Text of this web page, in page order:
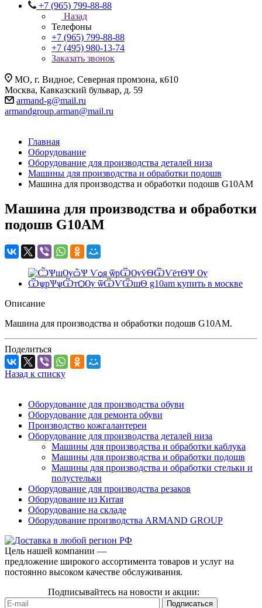
+7 (965) 799-88-88
Назад
Телефоны
+7 (965) 799-88-88
+7 (495) 980-13-74
Заказать звонок
МО, г. Видное, Северная промзона, к610
Москва, Кавказский бульвар, д. 59
armand-g@mail.ru
armandgroup.arman@mail.ru
Главная
Оборудование
Оборудование для производства деталей низа
Машины для производства и обработки подошв
Машина для производства и обработки подошв G10AM
Машина для производства и обработки
подошв G10AM
Описание
Машина для производства и обработки подошв G10AM.
Поделиться
Назад к списку
Оборудование для производства обуви
Оборудование для ремонта обуви
Производство кожгалантереи
Оборудование для производства деталей низа
Машины для производства и обработки каблука
Машины для производства и обработки подошв
Машины для производства и обработки стельки и
полустельки
Оборудование для производства резаков
Оборудование из Китая
Оборудование на складе
Оборудование производства ARMAND GROUP
Цель нашей компании —
предложение широкого ассортимента товаров и услуг на
постоянно высоком качестве обслуживания.
Подписывайтесь на новости и акции: